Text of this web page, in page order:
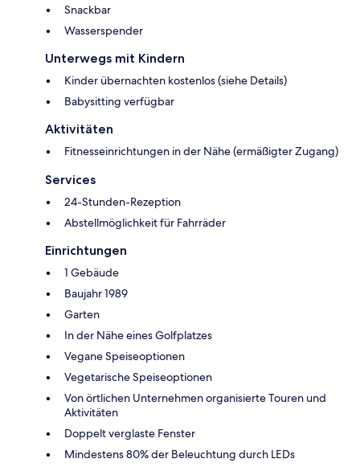
Snackbar
Wasserspender
Unterwegs mit Kindern
Kinder übernachten kostenlos (siehe Details)
Babysitting verfügbar
Aktivitäten
Fitnesseinrichtungen in der Nähe (ermäßigter Zugang)
Services
24-Stunden-Rezeption
Abstellmöglichkeit für Fahrräder
Einrichtungen
1 Gebäude
Baujahr 1989
Garten
In der Nähe eines Golfplatzes
Vegane Speiseoptionen
Vegetarische Speiseoptionen
Von örtlichen Unternehmen organisierte Touren und
Aktivitäten
Doppelt verglaste Fenster
Mindestens 80% der Beleuchtung durch LEDs